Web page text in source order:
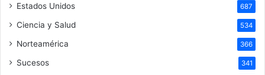
Estados Unidos 687
Ciencia y Salud 534
Norteamérica 366
Sucesos 341